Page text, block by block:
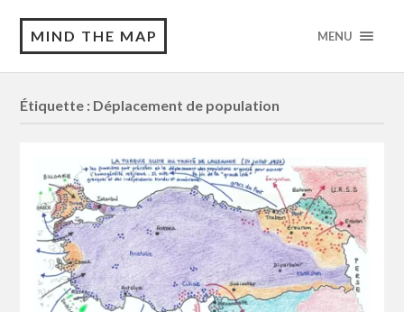
MIND THE MAP MENU
Étiquette : Déplacement de population